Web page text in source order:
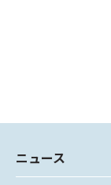
ニュース